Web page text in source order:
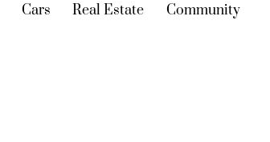
(current)
Cars (current)
Real Estate (current)
Community